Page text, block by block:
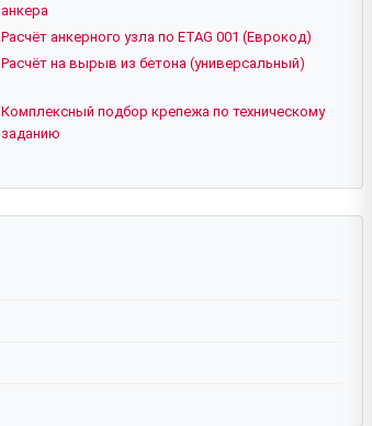
анкера
Расчёт анкерного узла по ETAG 001 (Еврокод)
Расчёт на вырыв из бетона (универсальный)
Комплексный подбор крепежа по техническому
заданию